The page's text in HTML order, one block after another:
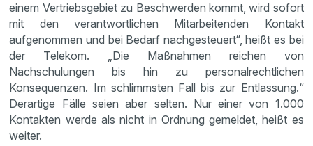
einem Vertriebsgebiet zu Beschwerden kommt, wird sofort
mit den verantwortlichen Mitarbeitenden Kontakt
aufgenommen und bei Bedarf nachgesteuert“, heißt es bei
der Telekom. „Die Maßnahmen reichen von
Nachschulungen bis hin zu personalrechtlichen
Konsequenzen. Im schlimmsten Fall bis zur Entlassung.“
Derartige Fälle seien aber selten. Nur einer von 1.000
Kontakten werde als nicht in Ordnung gemeldet, heißt es
weiter.